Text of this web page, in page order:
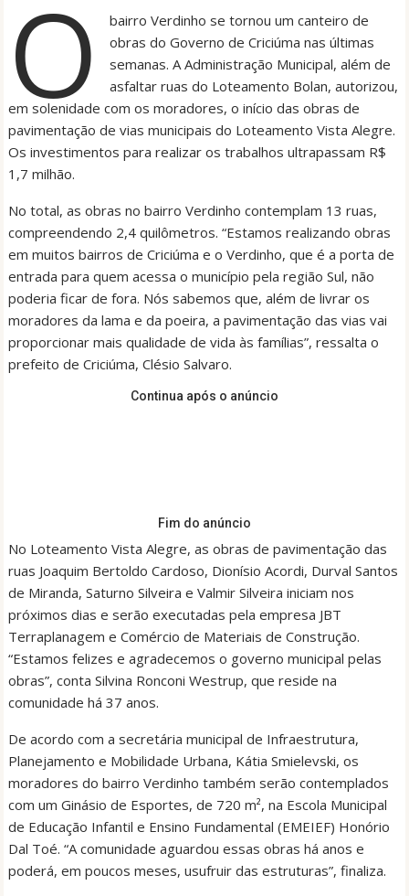
O
bairro Verdinho se tornou um canteiro de
obras do Governo de Criciúma nas últimas
semanas. A Administração Municipal, além de
asfaltar ruas do Loteamento Bolan, autorizou,
em solenidade com os moradores, o início das obras de
pavimentação de vias municipais do Loteamento Vista Alegre.
Os investimentos para realizar os trabalhos ultrapassam R$
1,7 milhão.
No total, as obras no bairro Verdinho contemplam 13 ruas,
compreendendo 2,4 quilômetros. “Estamos realizando obras
em muitos bairros de Criciúma e o Verdinho, que é a porta de
entrada para quem acessa o município pela região Sul, não
poderia ficar de fora. Nós sabemos que, além de livrar os
moradores da lama e da poeira, a pavimentação das vias vai
proporcionar mais qualidade de vida às famílias”, ressalta o
prefeito de Criciúma, Clésio Salvaro.
Continua após o anúncio
Fim do anúncio
No Loteamento Vista Alegre, as obras de pavimentação das
ruas Joaquim Bertoldo Cardoso, Dionísio Acordi, Durval Santos
de Miranda, Saturno Silveira e Valmir Silveira iniciam nos
próximos dias e serão executadas pela empresa JBT
Terraplanagem e Comércio de Materiais de Construção.
“Estamos felizes e agradecemos o governo municipal pelas
obras”, conta Silvina Ronconi Westrup, que reside na
comunidade há 37 anos.
De acordo com a secretária municipal de Infraestrutura,
Planejamento e Mobilidade Urbana, Kátia Smielevski, os
moradores do bairro Verdinho também serão contemplados
com um Ginásio de Esportes, de 720 m², na Escola Municipal
de Educação Infantil e Ensino Fundamental (EMEIEF) Honório
Dal Toé. “A comunidade aguardou essas obras há anos e
poderá, em poucos meses, usufruir das estruturas”, finaliza.